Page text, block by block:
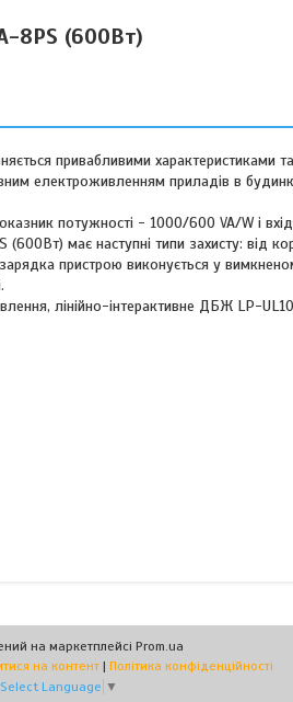
8PS (600Вт)
привабливими характеристиками
електроживленням приладів в
потужності - 1000/600 VA/W і
має наступні типи захисту: від
пристрою виконується у
лінійно-інтерактивне ДБЖ LP-
на маркетплейсі Prom.ua
на контент | Політика конфіденційності
Select Language ▼